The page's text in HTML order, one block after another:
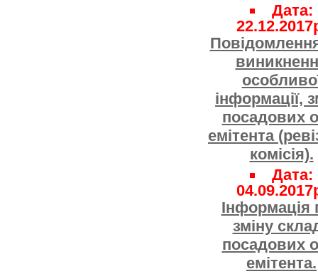
Дата:
інформації,
посадових
емітента
комісія).
Дата:
Інформація
зміну
посадових
емітента.